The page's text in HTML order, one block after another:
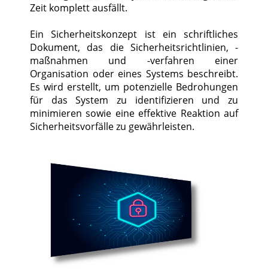
Zeit komplett ausfällt.
Ein Sicherheitskonzept ist ein schriftliches
Dokument, das die Sicherheitsrichtlinien, -
maßnahmen und -verfahren einer
Organisation oder eines Systems beschreibt.
Es wird erstellt, um potenzielle Bedrohungen
für das System zu identifizieren und zu
minimieren sowie eine effektive Reaktion auf
Sicherheitsvorfälle zu gewährleisten.